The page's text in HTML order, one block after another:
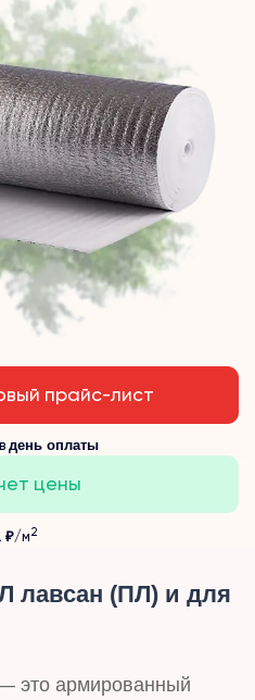
прайс-лист
день оплаты
цены
₽/м2
лавсан (ПЛ) и для
армированный